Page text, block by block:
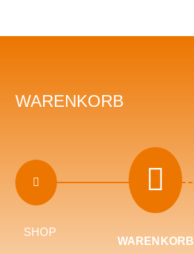
WARENKORB

SHOP

WARENKORB